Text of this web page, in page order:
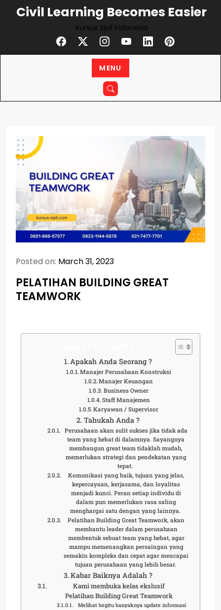
Civil Learning Becomes Easier
Kursus Sipil Indonesia
MENU
Posted on: March 31, 2023
PELATIHAN BUILDING GREAT
TEAMWORK
Apakah Anda Seorang ?
Manajer Perusahaan Konstruksi
Manajer Keuangan
Business Owner
Staff Manajemen
Karyawan / Supervisor
Tahukah Anda ?
Perusahaan akan sulit sukses jika tidak ada
team yang hebat di dalamnya. Sayangnya
membangun great team tidaklah mudah,
memerlukan strategi dan pendekatan yang
tepat.
Komunikasi yang baik, tujuan yang jelas,
kepercayaan, kerjasama, dan loyalitas
menjadi kunci. Peran setiap individu di
dalam pun memerlukan rasa saling
menghargai satu dengan yang lainnya.
Pelatihan Building Great Teamwork, akan
membantu leader dalam perusahaan
membentuk sebuat team yang hebat, agar
mampu memenangkan persaingan yang
semakin kompleks dan cepat agar mencapai
tujuan perusahaan yang lebih besar.
Kabar Baiknya Adalah ?
Kami membuka kelas ekslusif
Pelatihan Building Great Teamwork
Melihat begitu banyaknya update informasi